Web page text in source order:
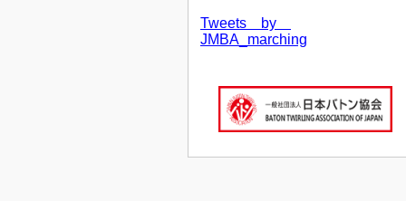
Tweets by
JMBA_marching